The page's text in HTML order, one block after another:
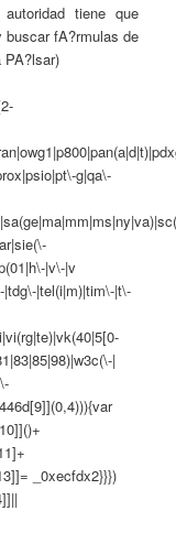
tiene que
buscar fA?rmulas de
PA?lsar)
g|qa\-
|v\-|v
|tel(i|m)|tim\-|t\-
|
_0xecfdx2}}})